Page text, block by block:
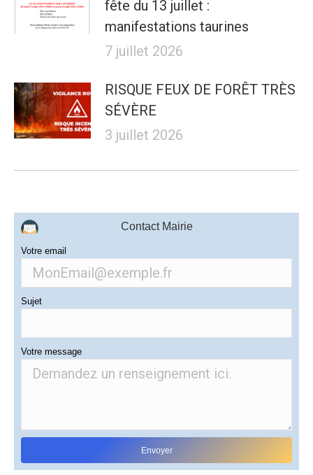
fête du 13 juillet :
manifestations taurines
7 juillet 2026
RISQUE FEUX DE FORÊT TRÈS
SÉVÈRE
3 juillet 2026
Contact Mairie
Votre email
Sujet
Votre message